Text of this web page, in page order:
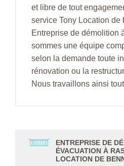
et libre de tout
service Tony Location de
Entreprise de démolition
sommes une équipe
selon la demande toute
rénovation ou la
Nous travaillons ainsi
ENTREPRISE DE
ÉVACUATION À
LOCATION DE